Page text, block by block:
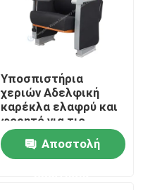
Υποσπιστήρια
χεριών Αδελφική
καρέκλα ελαφρύ και
φορητό για τις
απαιτήσεις των
πελατώνΑποστολή